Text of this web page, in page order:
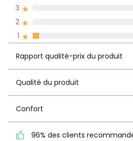
4 18
1
2
3
Rapport qualité-prix du produit
Qualité du produit
Confort
96% des clients